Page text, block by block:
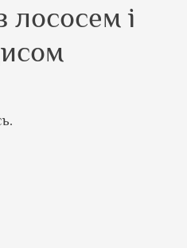
лососем і